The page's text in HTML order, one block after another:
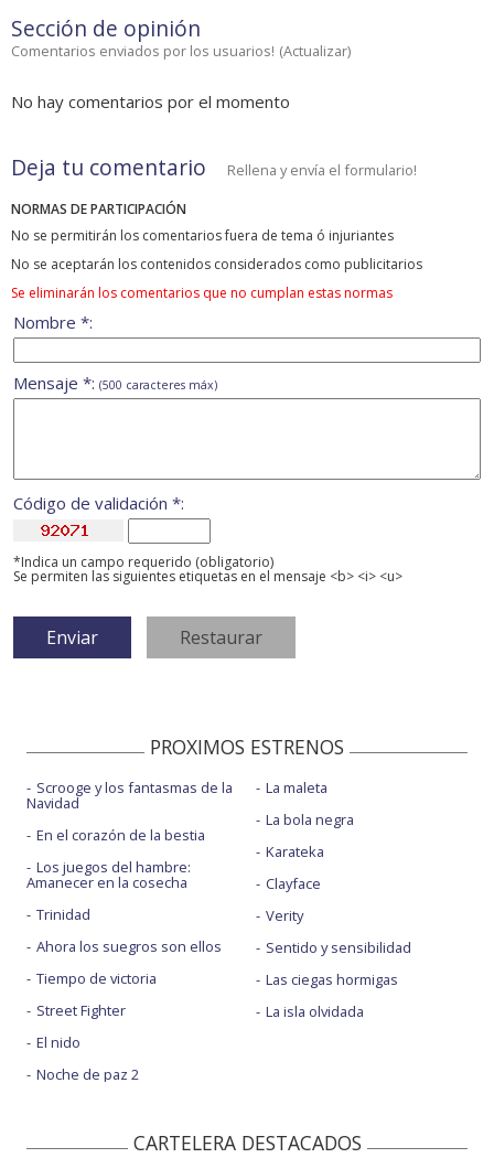
Sección de opinión
Comentarios enviados por los usuarios! (Actualizar)
No hay comentarios por el momento
Deja tu comentario Rellena y envía el formulario!
NORMAS DE PARTICIPACIÓN
No se permitirán los comentarios fuera de tema ó injuriantes
No se aceptarán los contenidos considerados como publicitarios
Se eliminarán los comentarios que no cumplan estas normas
Nombre *:
Mensaje *: (500 caracteres máx)
Código de validación *:
*Indica un campo requerido (obligatorio)
Se permiten las siguientes etiquetas en el mensaje <b> <i> <u>
PROXIMOS ESTRENOS
Scrooge y los fantasmas de la
Navidad
En el corazón de la bestia
Los juegos del hambre:
Amanecer en la cosecha
Trinidad
Ahora los suegros son ellos
Tiempo de victoria
Street Fighter
El nido
Noche de paz 2
La maleta
La bola negra
Karateka
Clayface
Verity
Sentido y sensibilidad
Las ciegas hormigas
La isla olvidada
CARTELERA DESTACADOS